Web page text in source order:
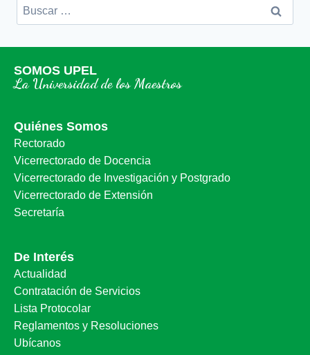
SOMOS UPEL
La Universidad de los Maestros
Quiénes Somos
Rectorado
Vicerrectorado de Docencia
Vicerrectorado de Investigación y Postgrado
Vicerrectorado de Extensión
Secretaría
De Interés
Actualidad
Contratación de Servicios
Lista Protocolar
Reglamentos y Resoluciones
Ubícanos